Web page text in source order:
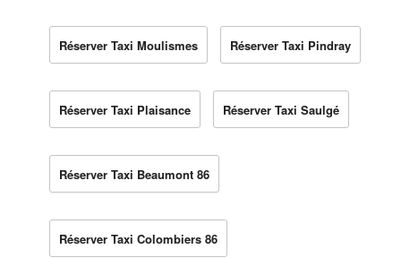
Réserver Taxi Moulismes Réserver Taxi Pindray
Réserver Taxi Plaisance Réserver Taxi Saulgé
Réserver Taxi Beaumont 86
Réserver Taxi Colombiers 86